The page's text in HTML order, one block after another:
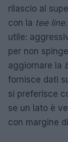
rilascio al
con la tee line
utile:
per non
aggiornare la
fornisce dati
si preferisce
se un lato è
con margine